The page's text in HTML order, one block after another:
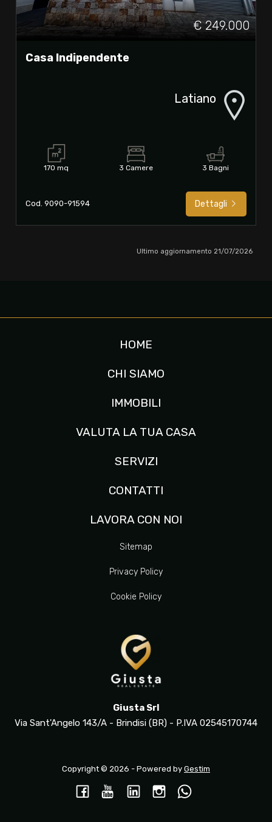
€ 249.000
Casa Indipendente
Latiano
170 mq 3 Camere 3 Bagni
Cod. 9090-91594 Dettagli
Ultimo aggiornamento 21/07/2026
HOME
CHI SIAMO
IMMOBILI
VALUTA LA TUA CASA
SERVIZI
CONTATTI
LAVORA CON NOI
Sitemap
Privacy Policy
Cookie Policy
Giusta Srl
Via Sant'Angelo 143/A - Brindisi (BR) - P.IVA 02545170744
Copyright © 2026 - Powered by Gestim